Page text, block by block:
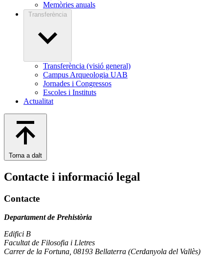
Memòries anuals
Transferència
Transferència (visió general)
Campus Arqueologia UAB
Jornades i Congressos
Escoles i Instituts
Actualitat
Torna a dalt
Contacte i informació legal
Contacte
Departament de Prehistòria
Edifici B
Facultat de Filosofia i Lletres
Carrer de la Fortuna, 08193 Bellaterra (Cerdanyola del Vallès)